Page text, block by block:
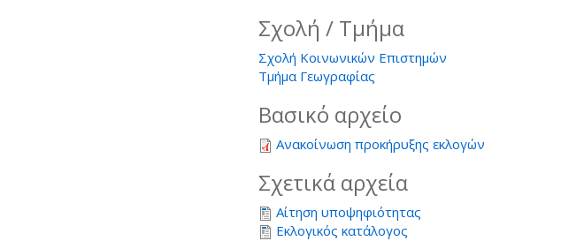
Σχολή / Τμήμα
Σχολή Κοινωνικών Επιστημών
Τμήμα Γεωγραφίας
Βασικό αρχείο
Ανακοίνωση προκήρυξης εκλογών
Σχετικά αρχεία
Αίτηση υποψηφιότητας
Εκλογικός κατάλογος